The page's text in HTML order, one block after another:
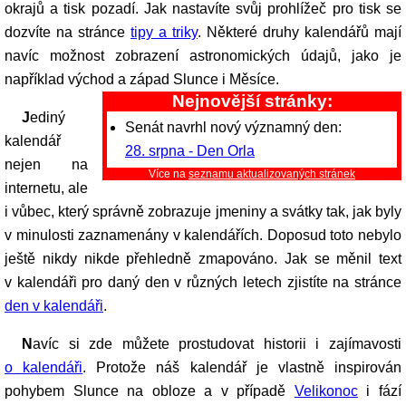
okrajů a tisk pozadí. Jak nastavíte svůj prohlížeč pro tisk se
dozvíte na stránce tipy a triky. Některé druhy kalendářů mají
navíc možnost zobrazení astronomických údajů, jako je
například východ a západ Slunce i Měsíce.
Nejnovější stránky:
Senát navrhl nový významný den:
28. srpna - Den Orla
Více na seznamu aktualizovaných stránek
Jediný
kalendář
nejen na
internetu, ale
i vůbec, který správně zobrazuje jmeniny a svátky tak, jak byly
v minulosti zaznamenány v kalendářích. Doposud toto nebylo
ještě nikdy nikde přehledně zmapováno. Jak se měnil text
v kalendáři pro daný den v různých letech zjistíte na stránce
den v kalendáři.
Navíc si zde můžete prostudovat historii i zajímavosti
o kalendáři. Protože náš kalendář je vlastně inspirován
pohybem Slunce na obloze a v případě Velikonoci fází